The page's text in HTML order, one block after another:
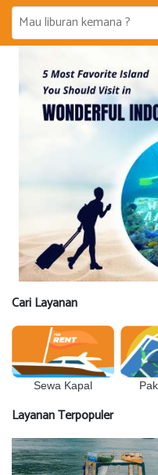
Cari Layanan
Sewa Kapal
Layanan Terpopuler